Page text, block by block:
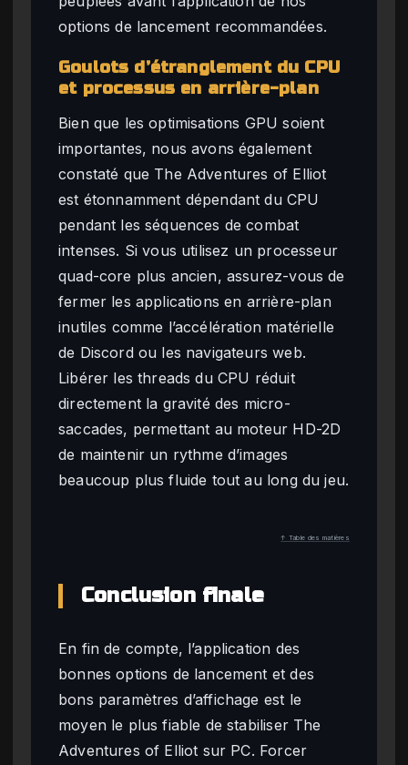
options de lancement recommandées.
Goulots d’étranglement du CPU
et processus en arrière-plan
Bien que les optimisations GPU soient
importantes, nous avons également
constaté que The Adventures of Elliot
est étonnamment dépendant du CPU
pendant les séquences de combat
intenses. Si vous utilisez un processeur
quad-core plus ancien, assurez-vous de
fermer les applications en arrière-plan
inutiles comme l’accélération matérielle
de Discord ou les navigateurs web.
Libérer les threads du CPU réduit
directement la gravité des micro-
saccades, permettant au moteur HD-2D
de maintenir un rythme d’images
beaucoup plus fluide tout au long du jeu.
↑ Table des matières
Conclusion finale
En fin de compte, l’application des
bonnes options de lancement et des
bons paramètres d’affichage est le
moyen le plus fiable de stabiliser The
Adventures of Elliot sur PC. Forcer